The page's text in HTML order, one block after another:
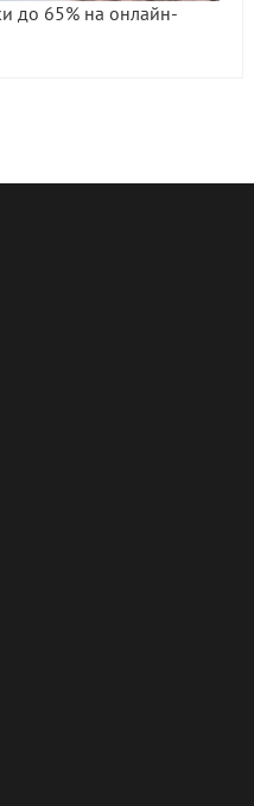
до 65% на онлайн-